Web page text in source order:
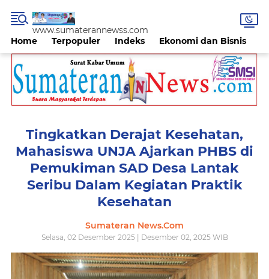
Home Terpopuler Indeks Ekonomi dan Bisnis
www.sumaterannewss.com
Tingkatkan Derajat Kesehatan,
Mahasiswa UNJA Ajarkan PHBS di
Pemukiman SAD Desa Lantak
Seribu Dalam Kegiatan Praktik
Kesehatan
Sumateran News.Com
Selasa, 02 Desember 2025 | Desember 02, 2025 WIB